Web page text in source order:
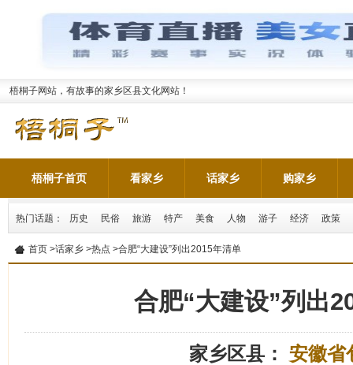
梧桐子网站，有故事的家乡区县文化网站！
梧桐子首页 看家乡 话家乡 购家乡
热门话题： 历史 民俗 旅游 特产 美食 人物 游子 经济 政策
首页 >话家乡 >热点 >合肥“大建设”列出2015年清单
合肥“大建设”列出
家乡区县： 安徽省